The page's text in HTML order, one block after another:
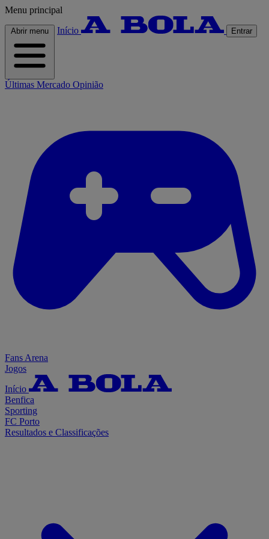
Menu principal
Abrir menu Início Entrar
Últimas Mercado Opinião
Fans Arena
Jogos
Início
Benfica
Sporting
FC Porto
Resultados e Classificações